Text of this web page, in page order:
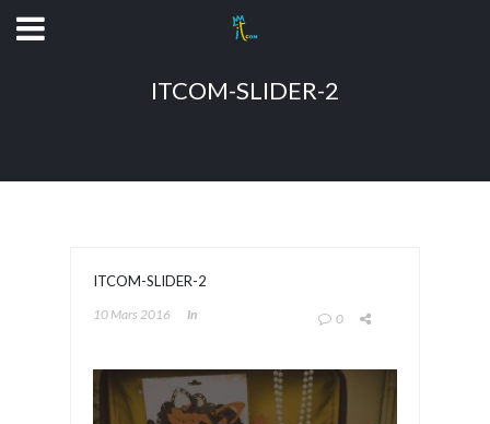
ITCOM-SLIDER-2
ITCOM-SLIDER-2
10 Mars 2016 In 0